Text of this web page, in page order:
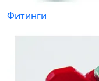
Фитинги